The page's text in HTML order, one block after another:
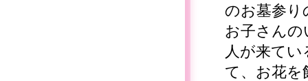
のお墓参り
お子さん
人が来て
て、お花を